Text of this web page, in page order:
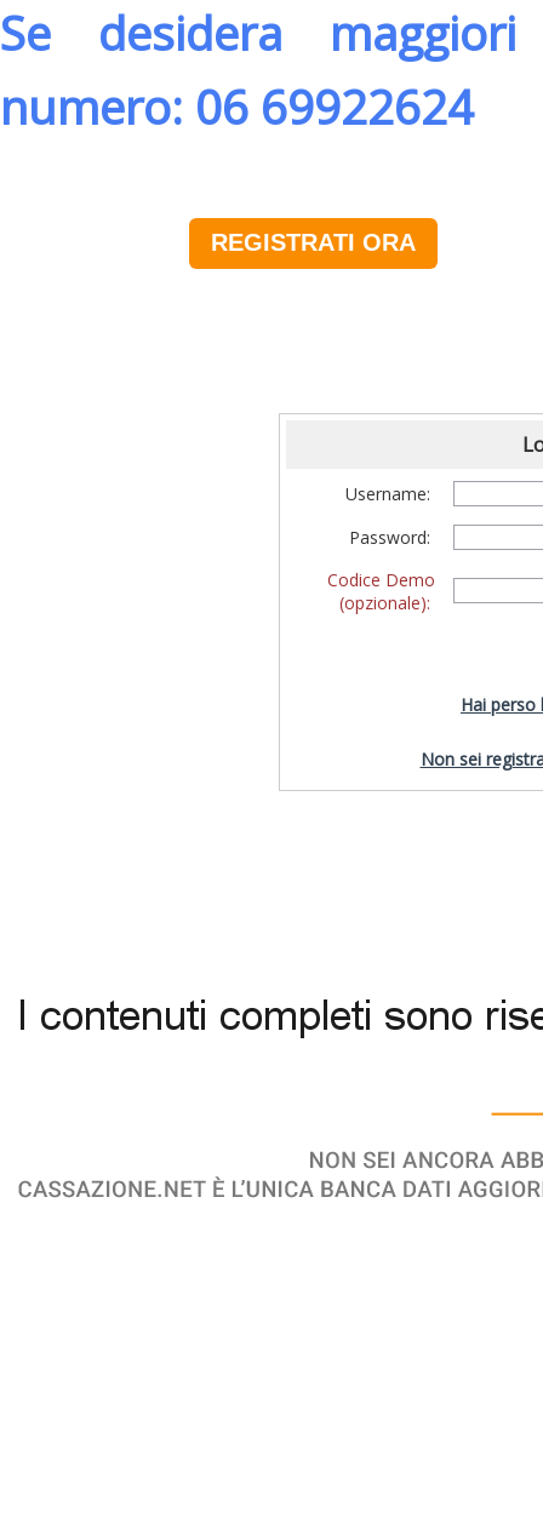
Se desidera
numero: 06 69922624
REGISTRATI ORA
Username:
Password:
Codice Demo
(opzionale):
Hai perso
Non sei